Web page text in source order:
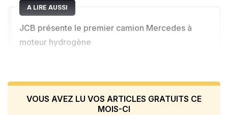
A LIRE AUSSI
JCB présente le premier camion Mercedes à
moteur hydrogène
VOUS AVEZ LU VOS ARTICLES GRATUITS CE
MOIS-CI